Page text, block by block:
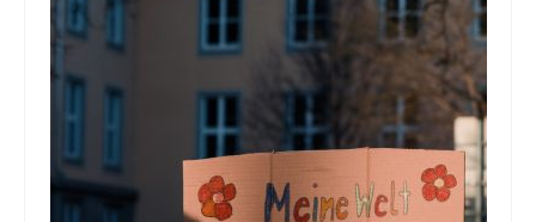
Veranstaltungen
Mitmachen
Kontakt